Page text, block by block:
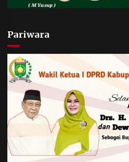
Pariwara